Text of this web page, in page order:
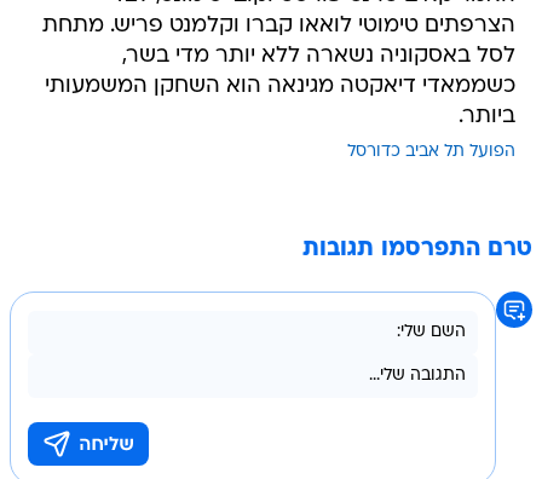
הצרפתים טימוטי לואאו קברו וקלמנט פריש. מתחת
לסל באסקוניה נשארה ללא יותר מדי בשר,
כשממאדי דיאקטה מגינאה הוא השחקן המשמעותי
ביותר.
הפועל תל אביב כדורסל
טרם התפרסמו תגובות